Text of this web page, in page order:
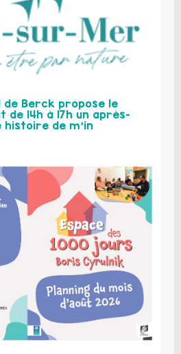
de Berck propose le
de 14h à 17h un après-
de m’in